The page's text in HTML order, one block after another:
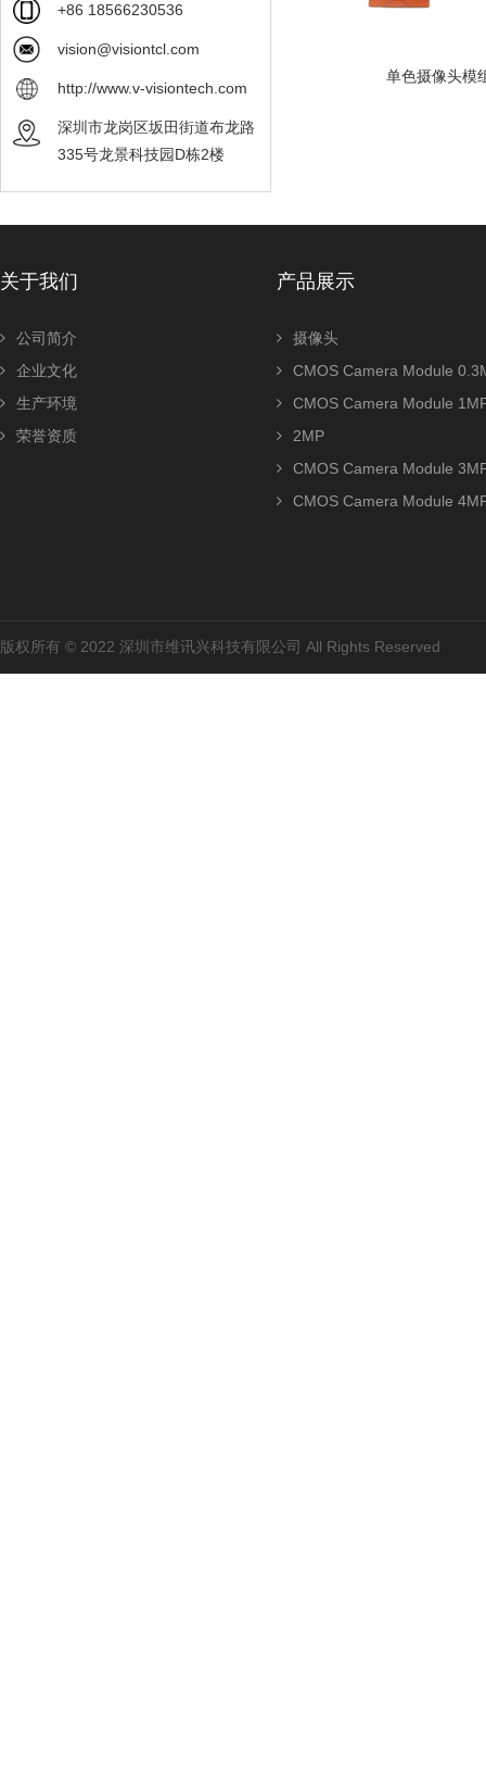
+86 18566230536
vision@visiontcl.com
http://www.v-visiontech.com
深圳市龙岗区坂田街道布龙路
335号龙景科技园D栋2楼
组 单色摄像头模
关于我们
公司简介
企业文化
生产环境
荣誉资质
产品展示
摄像头
CMOS Camera Module
CMOS Camera Module
2MP
CMOS Camera Module
CMOS Camera Module
版权所有 © 2022 深圳市维讯兴科技有限公司 All Rights Reserved